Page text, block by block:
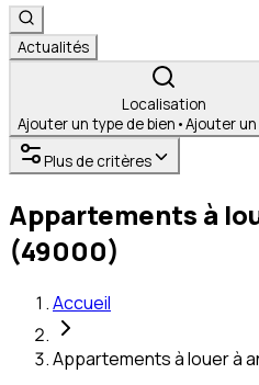
Actualités
Localisation
Ajouter un type de bien •Ajouter
Plus de critères
Appartements à
(49000)
Accueil
Appartements à louer à